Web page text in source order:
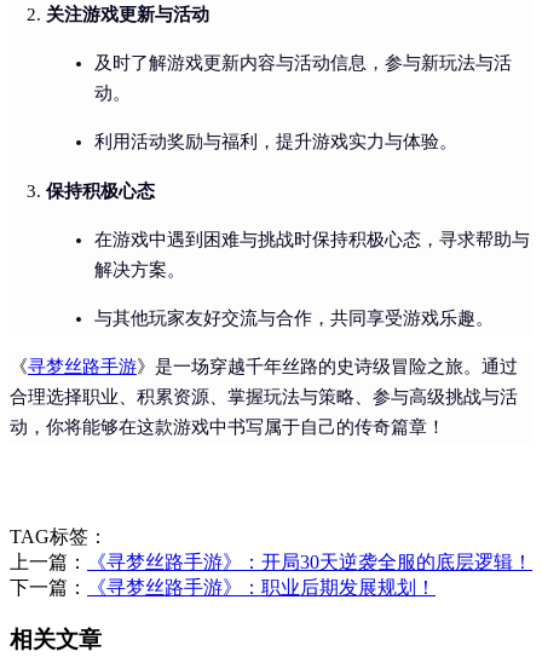
关注游戏更新与活动
及时了解游戏更新内容与活动信息，参与新玩法与活
动。
利用活动奖励与福利，提升游戏实力与体验。
保持积极心态
在游戏中遇到困难与挑战时保持积极心态，寻求帮助与
解决方案。
与其他玩家友好交流与合作，共同享受游戏乐趣。
《寻梦丝路手游》是一场穿越千年丝路的史诗级冒险之旅。通过
合理选择职业、积累资源、掌握玩法与策略、参与高级挑战与活
动，你将能够在这款游戏中书写属于自己的传奇篇章！
TAG标签：
上一篇：
《寻梦丝路手游》：开局30天逆袭全服的底层逻辑！
下一篇：
《寻梦丝路手游》：职业后期发展规划！
相关文章